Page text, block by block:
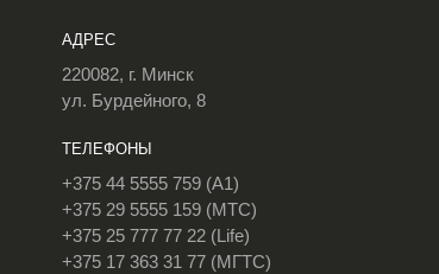
АДРЕС
220082, г. Минск
ул. Бурдейного, 8
ТЕЛЕФОНЫ
+375 44 5555 759 (A1)
+375 29 5555 159 (МТС)
+375 25 777 77 22 (Life)
+375 17 363 31 77 (МГТС)